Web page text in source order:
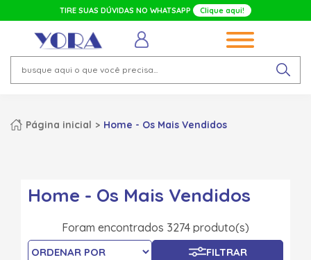
TIRE SUAS DÚVIDAS NO WHATSAPP Clique aqui!
Página inicial Home - Os Mais Vendidos
Home - Os Mais Vendidos
Foram encontrados 3274 produto(s)
FILTRAR